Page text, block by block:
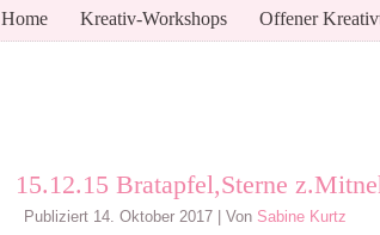
Home Kreativ-Workshops Offener
15.12.15 Bratapfel,Sterne
Publiziert 14. Oktober 2017 Von Sabine Kurtz